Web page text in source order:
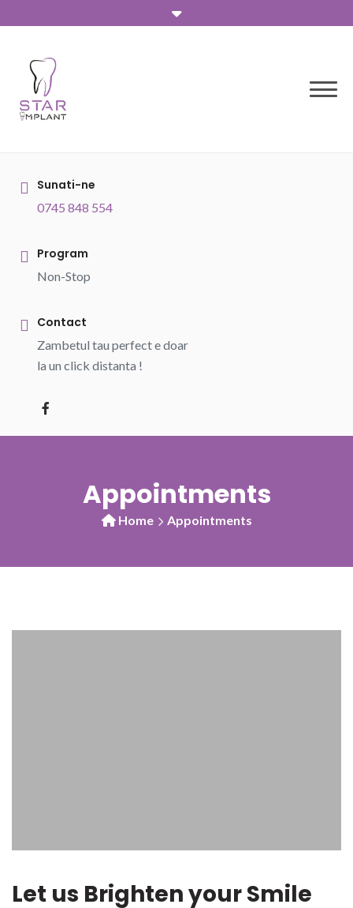
to
Sunati-ne
0745 848 554
Program
Non-Stop
Contact
Zambetul tau perfect e doar
la un click distanta !
Appointments
Home Appointments
Let us Brighten your Smile